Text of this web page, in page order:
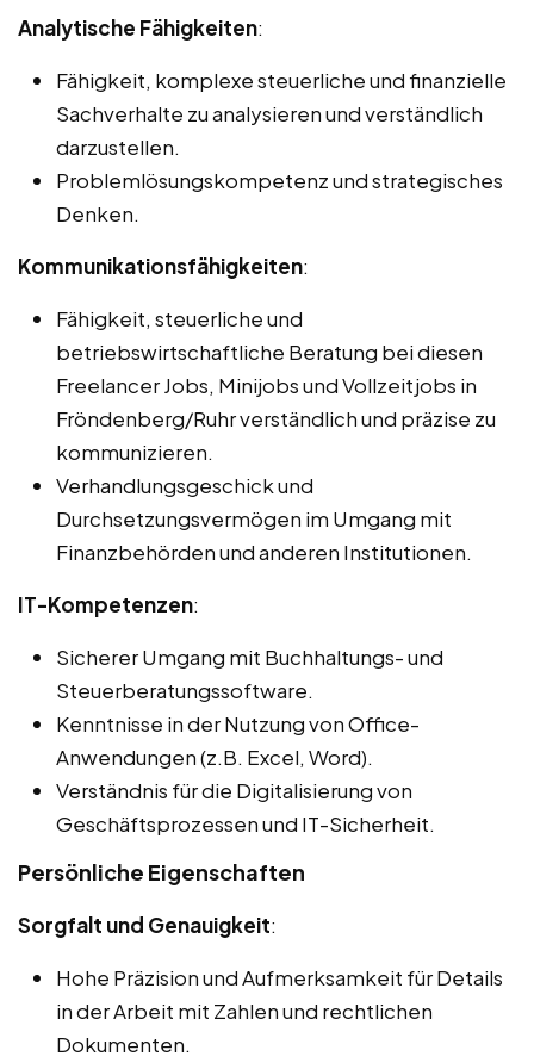
Analytische Fähigkeiten:
Fähigkeit, komplexe steuerliche und finanzielle
Sachverhalte zu analysieren und verständlich
darzustellen.
Problemlösungskompetenz und strategisches
Denken.
Kommunikationsfähigkeiten:
Fähigkeit, steuerliche und
betriebswirtschaftliche Beratung bei diesen
Freelancer Jobs, Minijobs und Vollzeitjobs in
Fröndenberg/Ruhr verständlich und präzise zu
kommunizieren.
Verhandlungsgeschick und
Durchsetzungsvermögen im Umgang mit
Finanzbehörden und anderen Institutionen.
IT-Kompetenzen:
Sicherer Umgang mit Buchhaltungs- und
Steuerberatungssoftware.
Kenntnisse in der Nutzung von Office-
Anwendungen (z.B. Excel, Word).
Verständnis für die Digitalisierung von
Geschäftsprozessen und IT-Sicherheit.
Persönliche Eigenschaften
Sorgfalt und Genauigkeit:
Hohe Präzision und Aufmerksamkeit für Details
in der Arbeit mit Zahlen und rechtlichen
Dokumenten.